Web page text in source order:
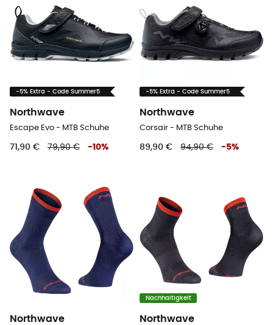
-5% Extra - Code Summer5
Northwave
Escape Evo - MTB Schuhe
71,90 € 79,90 € -10%
-5% Extra - Code Summer5
Northwave
Corsair - MTB Schuhe
89,90 € 94,90 € -5%
Northwave
Nachhaltigkeit
Northwave